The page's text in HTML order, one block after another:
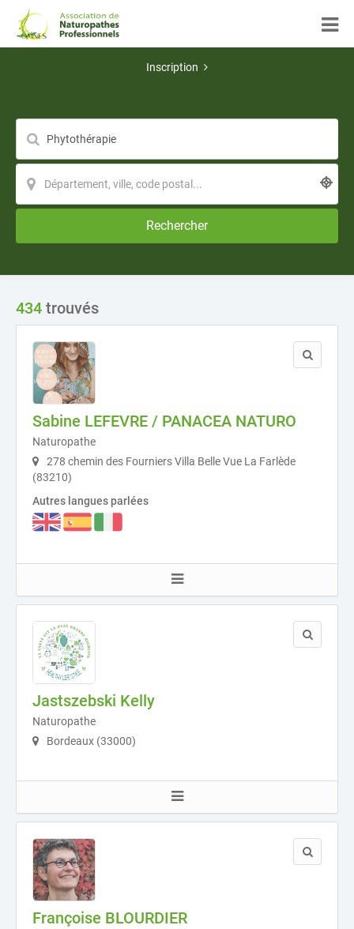
Inscription
Rechercher
434 trouvés
Sabine LEFEVRE / PANACEA NATURO
Naturopathe
278 chemin des Fourniers Villa Belle Vue La Farlède
(83210)
Autres langues parlées
Jastszebski Kelly
Naturopathe
Bordeaux (33000)
Françoise BLOURDIER